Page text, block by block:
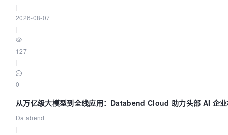
2026-08-07
127
0
从万亿级大模型到全线应用：Databend Cloud 助力头部 AI 企
Trace 数据管道
Databend